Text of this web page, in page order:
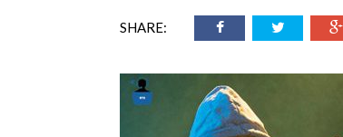
SHARE: